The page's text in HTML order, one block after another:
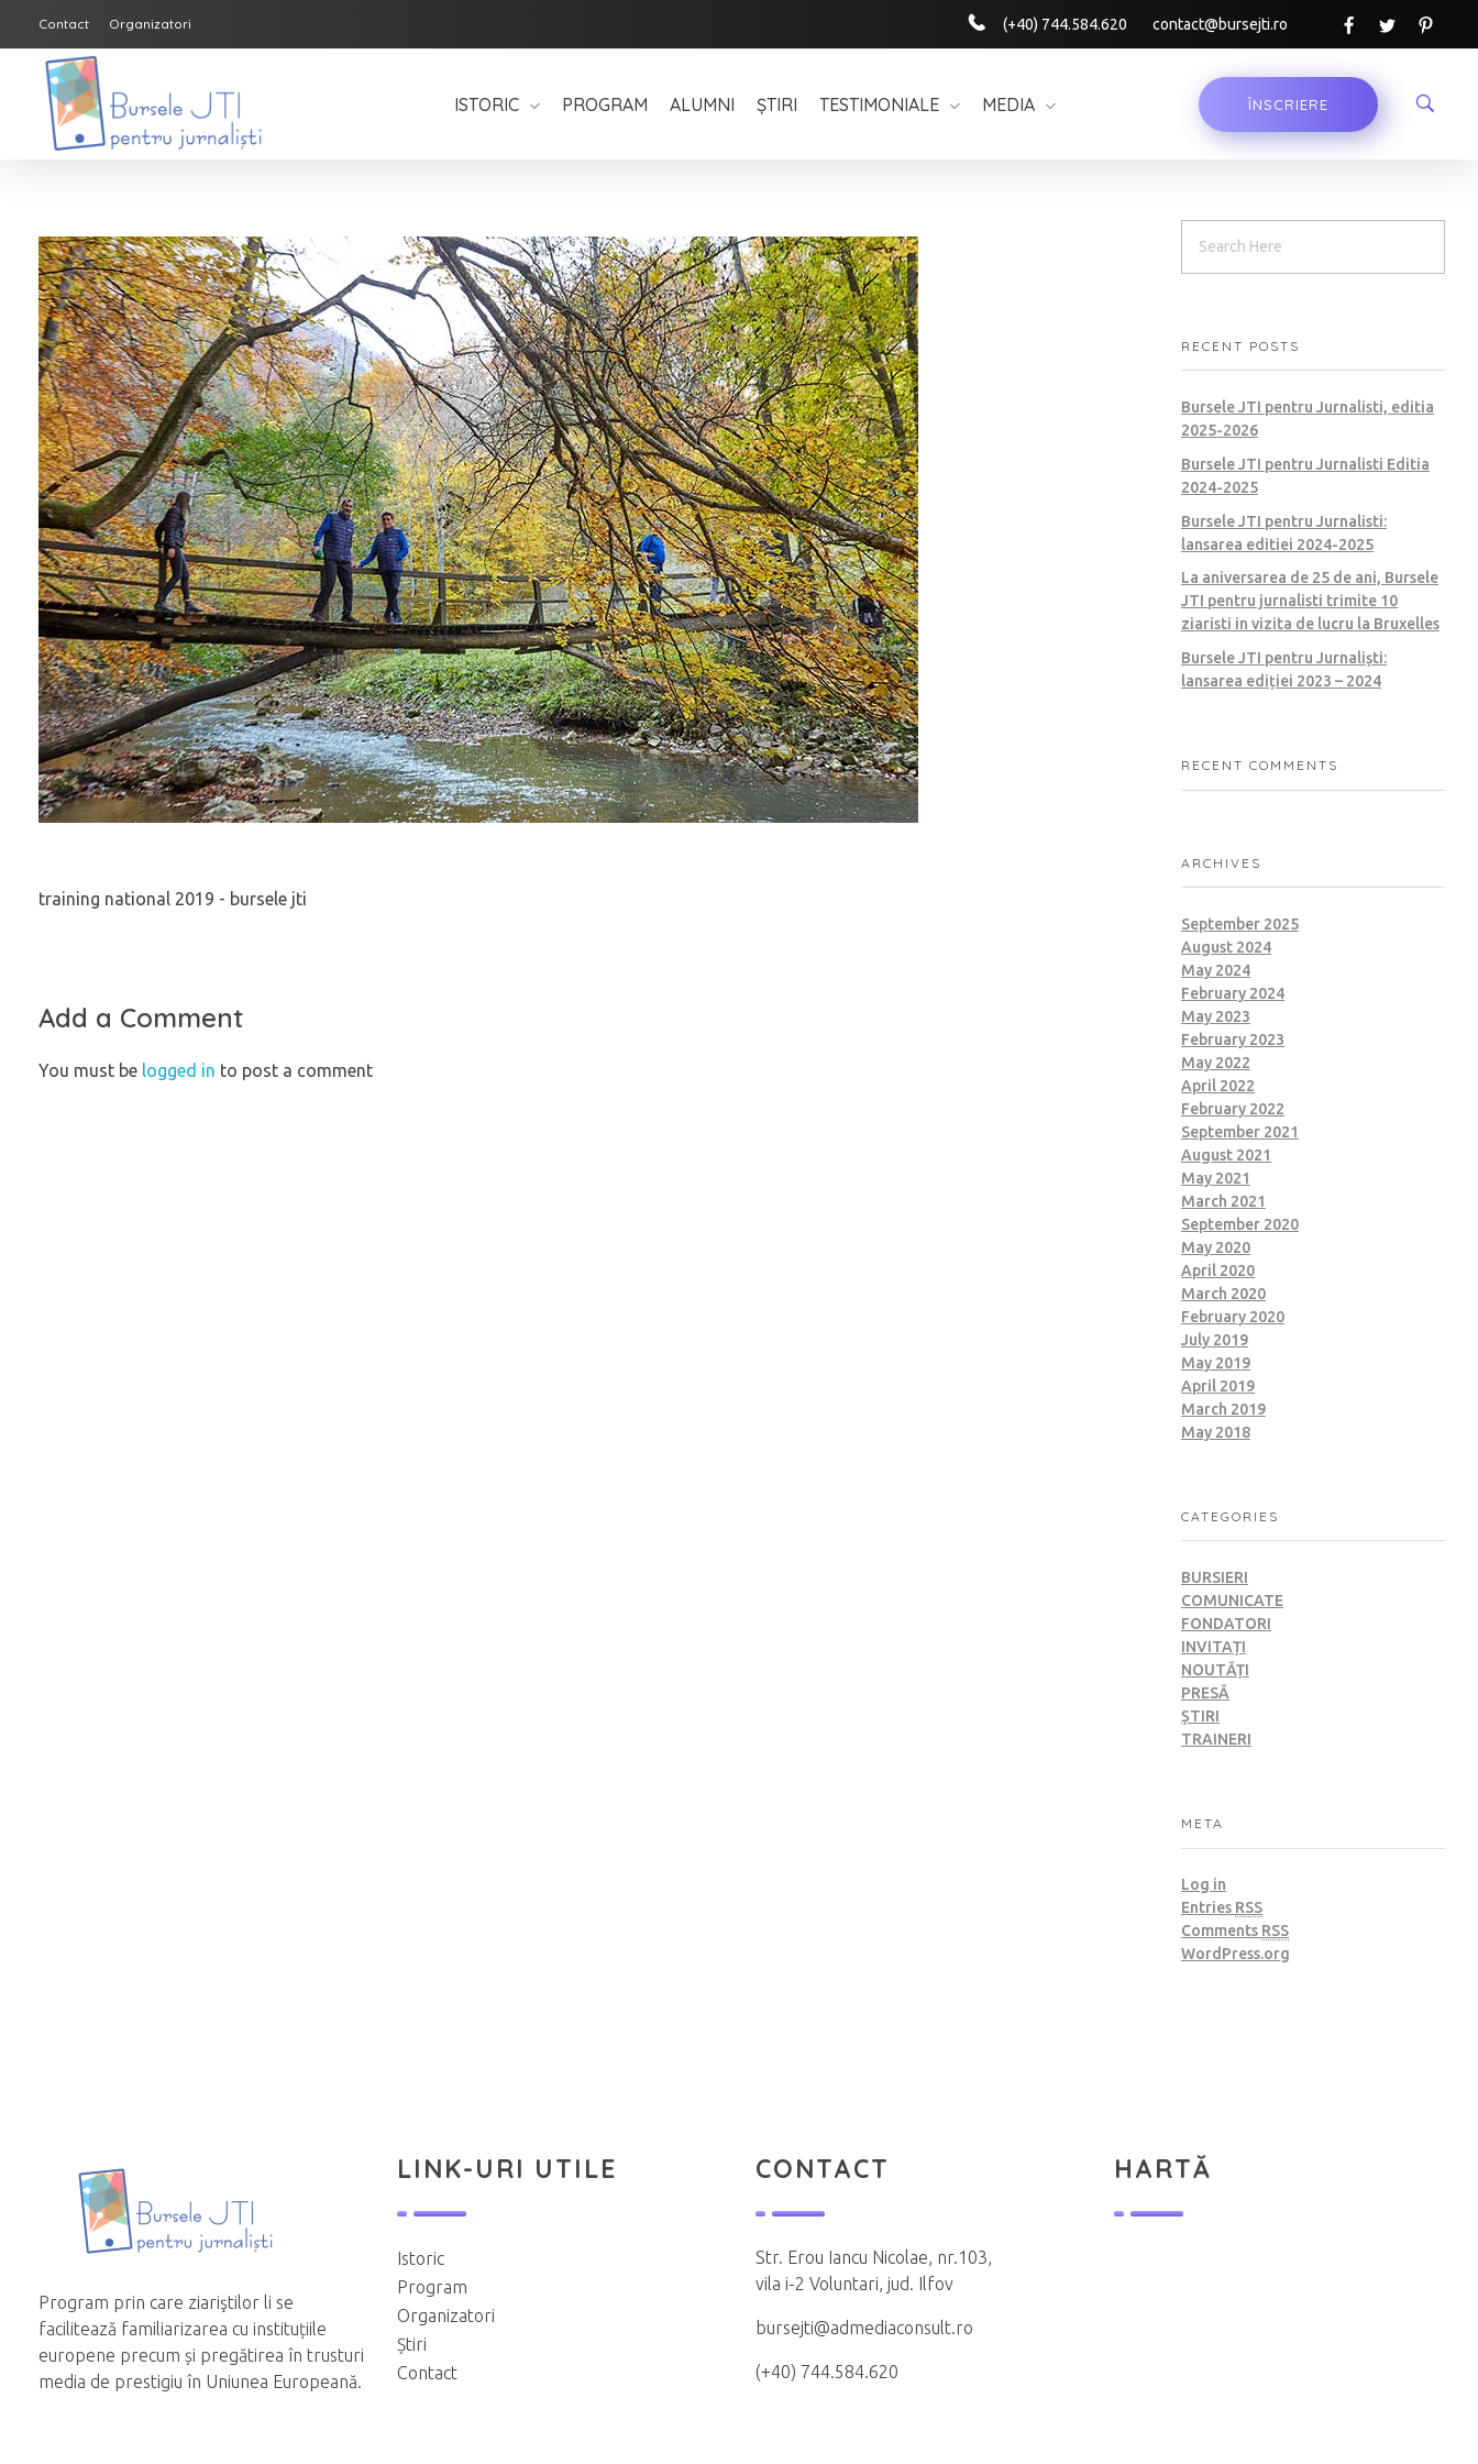
Contact Organizatori (+40) 744.584.620 contact@bursejti.ro
ÎNSCRIERE
ISTORIC PROGRAM ALUMNI ȘTIRI TESTIMONIALE MEDIA
training national 2019 - bursele jti
Add a Comment
You must be logged in to post a comment
RECENT POSTS
Bursele JTI pentru Jurnalisti, editia
2025-2026
Bursele JTI pentru Jurnalisti Editia
2024-2025
Bursele JTI pentru Jurnalisti:
lansarea editiei 2024-2025
La aniversarea de 25 de ani, Bursele
JTI pentru jurnalisti trimite 10
ziaristi in vizita de lucru la Bruxelles
Bursele JTI pentru Jurnaliști:
lansarea ediției 2023 – 2024
RECENT COMMENTS
ARCHIVES
September 2025
August 2024
May 2024
February 2024
May 2023
February 2023
May 2022
April 2022
February 2022
September 2021
August 2021
May 2021
March 2021
September 2020
May 2020
April 2020
March 2020
February 2020
July 2019
May 2019
April 2019
March 2019
May 2018
CATEGORIES
BURSIERI
COMUNICATE
FONDATORI
INVITAȚI
NOUTĂȚI
PRESĂ
ȘTIRI
TRAINERI
META
Log in
Entries RSS
Comments RSS
WordPress.org
Program prin care ziariştilor li se
facilitează familiarizarea cu instituțiile
europene precum și pregătirea în trusturi
media de prestigiu în Uniunea Europeană.
LINK-URI UTILE
Istoric
Program
Organizatori
Știri
Contact
CONTACT
Str. Erou Iancu Nicolae, nr.103,
vila i-2 Voluntari, jud. Ilfov
bursejti@admediaconsult.ro
(+40) 744.584.620
HARTĂ